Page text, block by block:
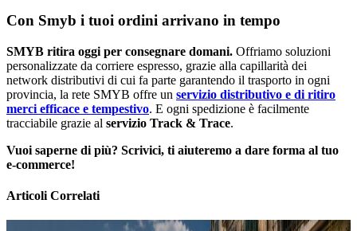
Con Smyb i tuoi ordini arrivano in tempo
SMYB ritira oggi per consegnare domani. Offriamo soluzioni
personalizzate da corriere espresso, grazie alla capillarità dei
network distributivi di cui fa parte garantendo il trasporto in ogni
provincia, la rete SMYB offre un servizio distributivo e di ritiro
merci efficace e tempestivo. E ogni spedizione è facilmente
tracciabile grazie al servizio Track & Trace.
Vuoi saperne di più? Scrivici, ti aiuteremo a dare forma al tuo
e-commerce!
Articoli Correlati